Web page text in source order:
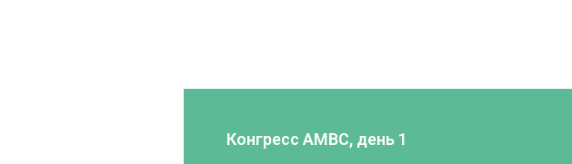
Конгресс AMBC, день 1